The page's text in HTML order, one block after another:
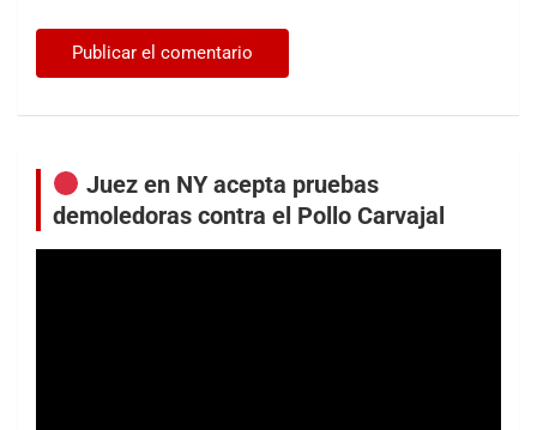
Juez en NY acepta pruebas
demoledoras contra el Pollo Carvajal